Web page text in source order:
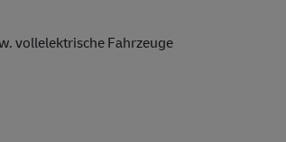
vollelektrische Fahrzeuge